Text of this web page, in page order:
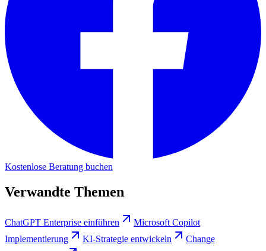
Kostenlose Beratung buchen
Verwandte Themen
ChatGPT Enterprise einführen
Microsoft Copilot
Implementierung
KI-Strategie entwickeln
Change